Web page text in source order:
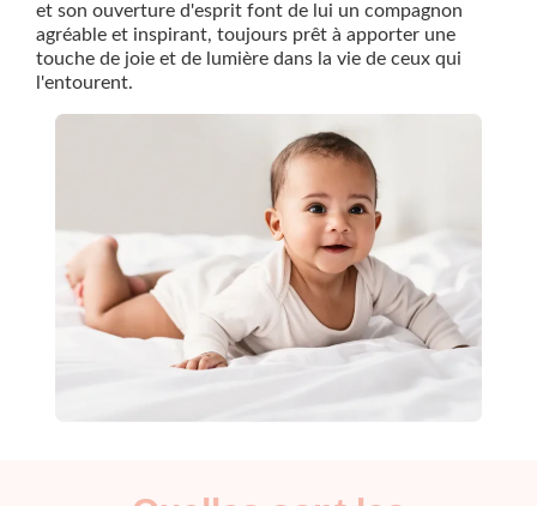
et son ouverture d'esprit font de lui un compagnon
agréable et inspirant, toujours prêt à apporter une
touche de joie et de lumière dans la vie de ceux qui
l'entourent.